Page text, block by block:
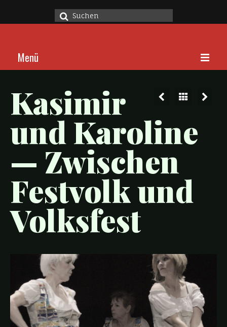
Suche
Menü
Stücke
Über
Kalender
Kontakt
Kasimir
und Karoline
— Zwischen
Festvolk und
Volksfest